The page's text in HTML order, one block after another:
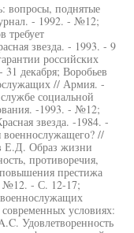
вопросы, поднятые
- 1992. - №12;
требует
звезда. - 1993. - 9
российских
декабря; Воробьев
// Армия. -
социальной
-1993. - №12;
звезда. -1984. -
//
Е.Д. Образ жизни
противоречия,
престижа
№12. - С. 12-17;
условиях:
Удовлетворенность